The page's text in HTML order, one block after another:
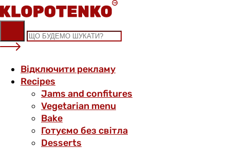
Skip
to
content
Відключити рекламу
Recipes
Jams and confitures
Vegetarian menu
Bake
Готуємо без світла
Desserts